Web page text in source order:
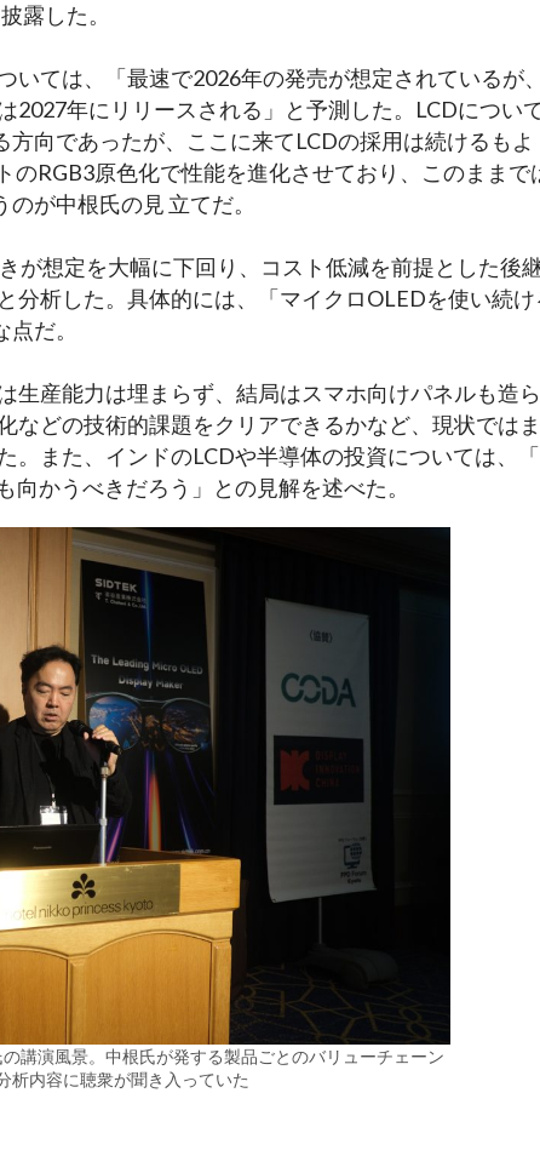
露した。
いては、「最速で2026年の発売が想定されているが
2027年にリリースされる」と予測した。LCDについ
向であったが、ここに来てLCDの採用は続けるもよ
のRGB3原色化で性能を進化させており、このままで
が中根氏の見 立てだ。
が想定を大幅に下回り、コスト低減を前提とした後
分析した。具体的には、「マイクロOLEDを使い続け
だ。
生産能力は埋まらず、結局はスマホ向けパネルも造
などの技術的課題をクリアできるかなど、現状では
。また、インドのLCDや半導体の投資については、
かうべきだろう」との見解を述べた。
講演風景。中根氏が発する製品ごとのバリューチェーン
析内容に聴衆が聞き入っていた